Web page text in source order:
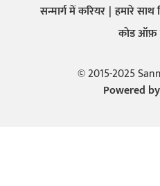
सन्मार्ग में करियर हमारे साथ
कोड ऑफ़
© 2015-2025
Powered by